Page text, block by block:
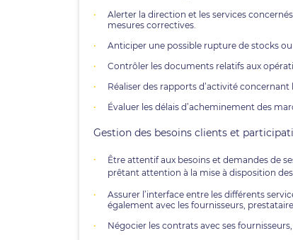
Alerter la direction et les services
mesures correctives.
Anticiper une possible rupture de stocks
Contrôler les documents relatifs aux
Réaliser des rapports d’activité concernant
Évaluer les délais d’acheminement des
Gestion des besoins clients et
Être attentif aux besoins et demandes de
prêtant attention à la mise à disposition
Assurer l’interface entre les différents
également avec les fournisseurs,
Négocier les contrats avec ses